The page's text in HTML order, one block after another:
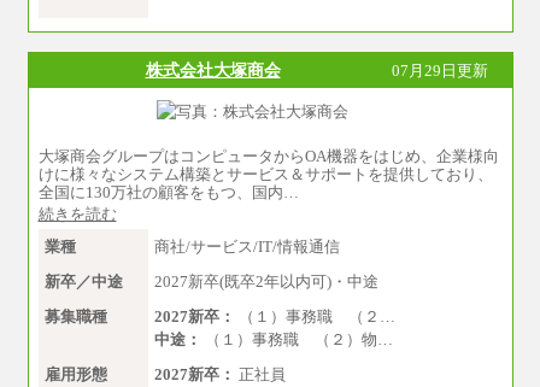
株式会社大塚商会 07月29日更新
大塚商会グループはコンピュータからOA機器をはじめ、企業様向
けに様々なシステム構築とサービス＆サポートを提供しており、
全国に130万社の顧客をもつ、国内…
続きを読む
業種
商社/サービス/IT/情報通信
新卒／中途
2027新卒(既卒2年以内可)・中途
募集職種
2027新卒：
（１）事務職 （２…
中途：
（１）事務職 （２）物…
雇用形態
2027新卒： 正社員